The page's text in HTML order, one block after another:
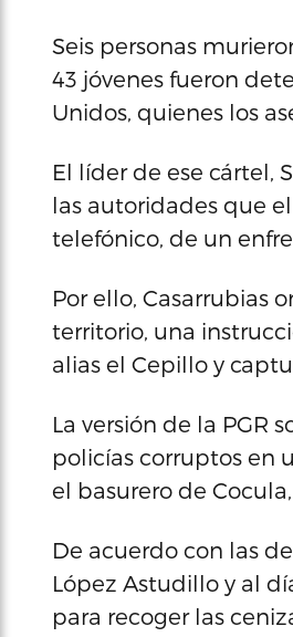
Seis personas
43 jóvenes fueron
Unidos, quienes los
El líder de ese cártel,
las autoridades que
telefónico, de un
Por ello, Casarrubias
territorio, una
alias el Cepillo y
La versión de la PGR
policías corruptos en
el basurero de
De acuerdo con las
López Astudillo y al
para recoger las